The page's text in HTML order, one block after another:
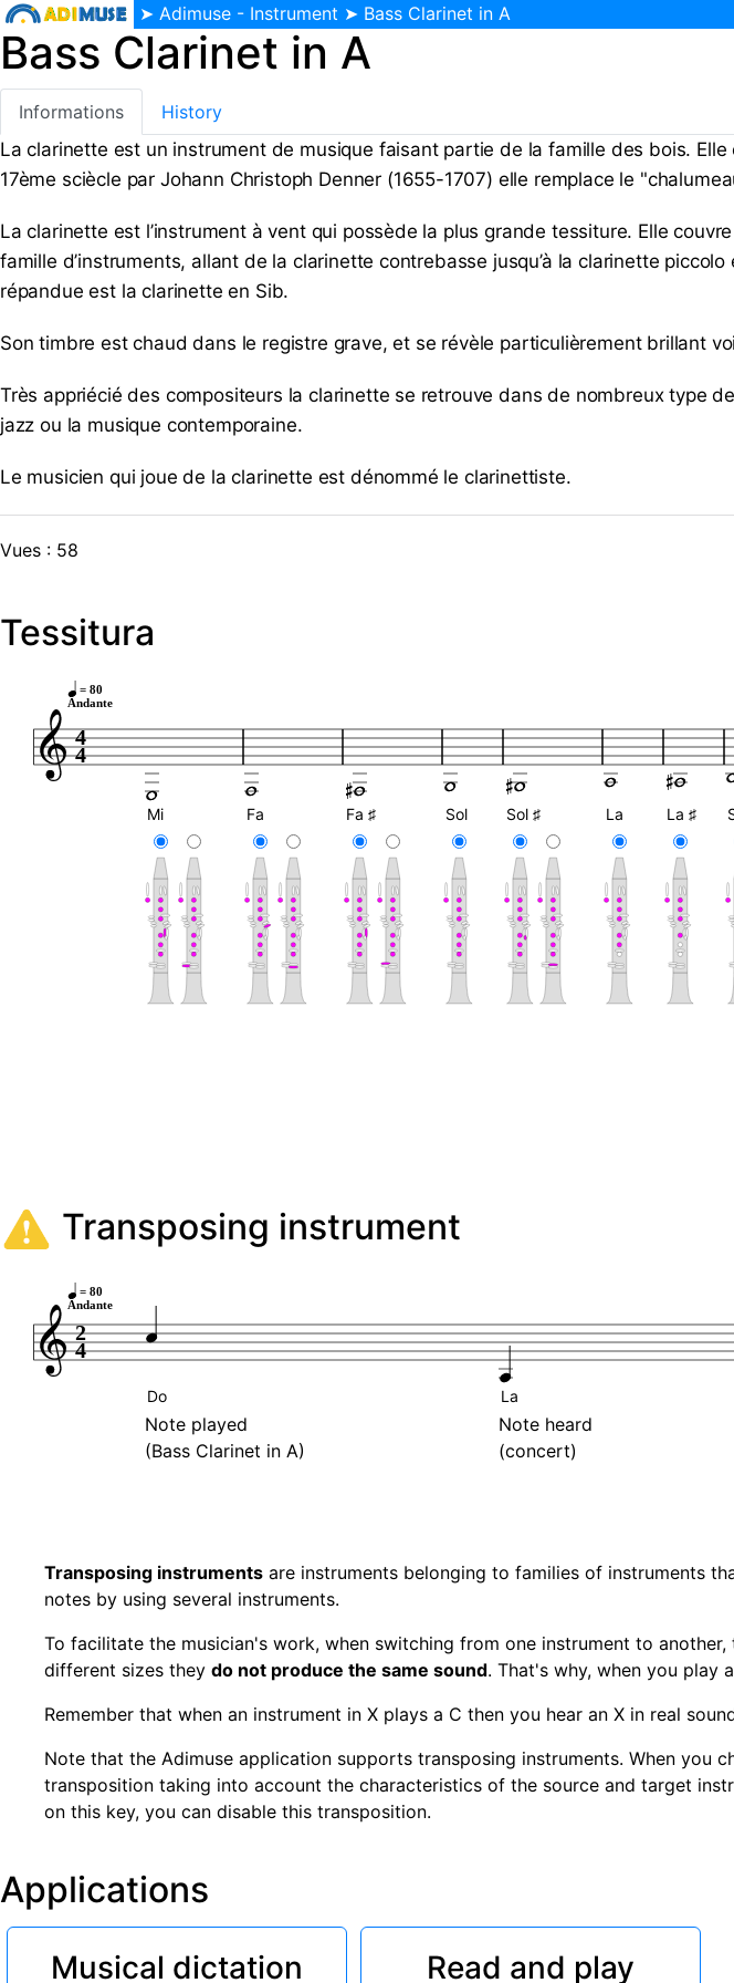
➤ Adimuse - Instrument ➤ Bass Clarinet in A
Bass Clarinet in A
Informations
History
La clarinette est un instrument de musique faisant partie de la famille des bois.
17ème sciècle par Johann Christoph Denner (1655-1707) elle remplace le
La clarinette est l’instrument à vent qui possède la plus grande tessiture. Elle
famille d’instruments, allant de la clarinette contrebasse jusqu’à la clarinette
répandue est la clarinette en Sib.
Son timbre est chaud dans le registre grave, et se révèle particulièrement brillant
Très appriécié des compositeurs la clarinette se retrouve dans de nombreux type
jazz ou la musique contemporaine.
Le musicien qui joue de la clarinette est dénommé le clarinettiste.
Vues : 58
Tessitura
4
4
= 80
Andante
Mi Fa Fa ♯ Sol Sol ♯ La La ♯
Transposing instrument
2
4
= 80
Andante
Do
Note played
(Bass Clarinet in A)
La
Note heard
(concert)
Transposing instruments are instruments belonging to families of instruments
notes by using several instruments.
To facilitate the musician's work, when switching from one instrument to
different sizes they do not produce the same sound. That's why, when you play
Remember that when an instrument in X plays a C then you hear an X in real
Note that the Adimuse application supports transposing instruments. When you
transposition taking into account the characteristics of the source and target
on this key, you can disable this transposition.
Applications
Musical dictation Read and play